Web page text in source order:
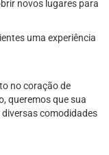
novos lugares para
uma experiência
no coração de
queremos que sua
comodidades